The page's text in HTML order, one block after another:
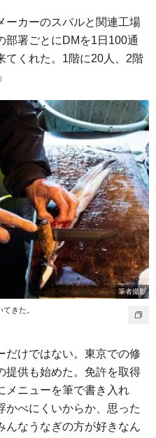
ーカーのスバルと関連工場
部署ごとにDMを1日100通
てくれた。1階に20人、2階
筆者撮影
きた。
だけではない。東京での修
提供も始めた。免許を取得
メニューを筆で書き入れ
かべにくいからか、思った
んなうなぎの方が好きなん